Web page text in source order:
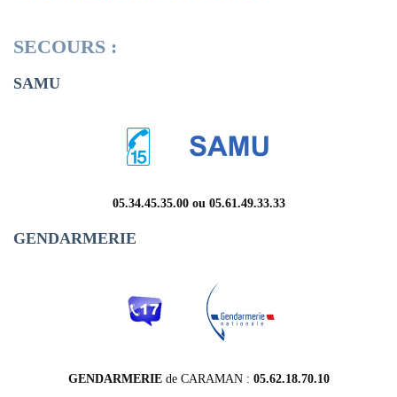
SECOURS :
SAMU
05.34.45.35.00 ou 05.61.49.33.33
GENDARMERIE
GENDARMERIEde CARAMAN : 05.62.18.70.10